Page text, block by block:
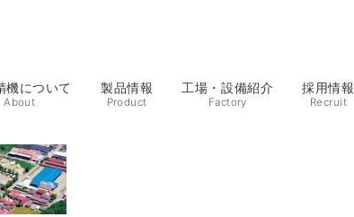
機について
About
製品情報
Product
工場・設備紹介
Factory
採用情報
Recruit